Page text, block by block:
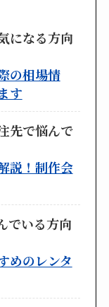
になる方向
の相場情
す
先で悩んで
説！制作会
でいる方向
めのレンタ